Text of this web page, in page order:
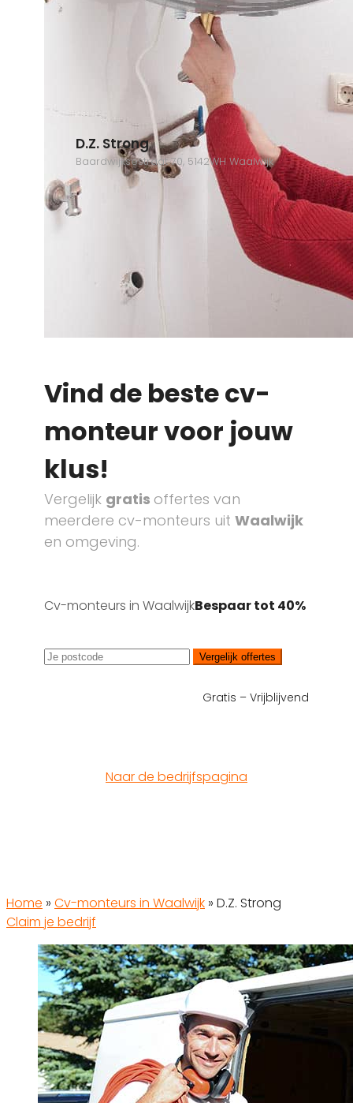
D.Z. Strong
Baardwijksestraat 70, 5142WH Waalwijk
Vind de beste cv-
monteur voor jouw
klus!
Vergelijk gratis offertes van
meerdere cv-monteurs uit Waalwijk
en omgeving.
Cv-monteurs in WaalwijkBespaar tot 40%
Vergelijk offertes
Gratis – Vrijblijvend
Naar de bedrijfspagina
Home » Cv-monteurs in Waalwijk » D.Z. Strong
Claim je bedrijf